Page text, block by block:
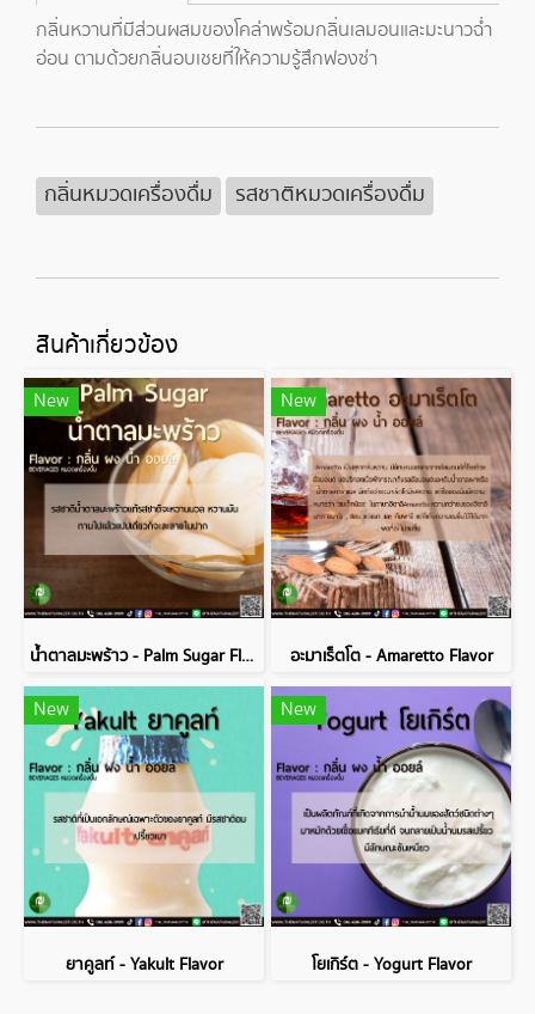
กลิ่นหวานที่มีส่วนผสมของโคล่าพร้อมกลิ่นเลมอนและมะนาวฉ่ำ
อ่อน ตามด้วยกลิ่นอบเชยที่ให้ความรู้สึกฟองซ่า
กลิ่นหมวดเครื่องดื่ม รสชาติหมวดเครื่องดื่ม
สินค้าเกี่ยวข้อง
New
น้ำตาลมะพร้าว - Palm Sugar Flavor
New
อะมาเร็ตโต - Amaretto Flavor
New
ยาคูลท์ - Yakult Flavor
New
โยเกิร์ต - Yogurt Flavor